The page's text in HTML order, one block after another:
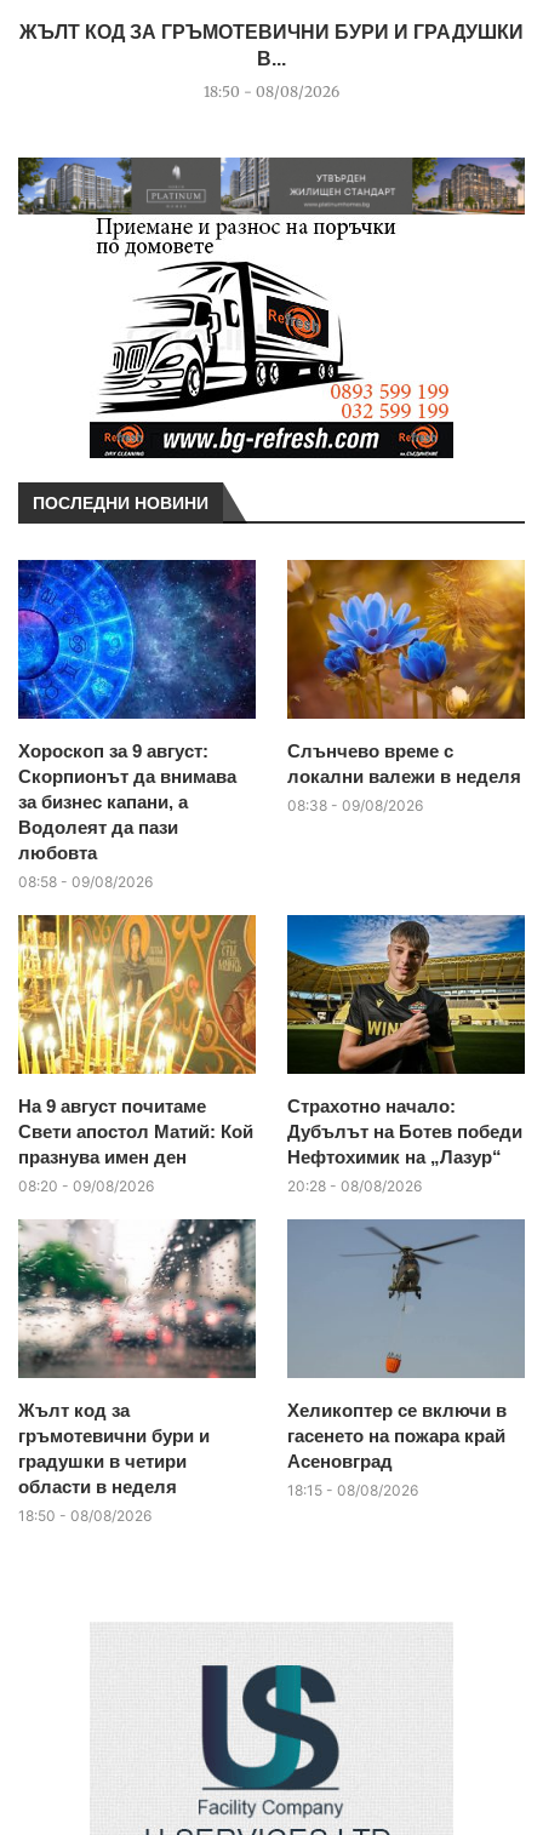
ЖЪЛТ КОД ЗА ГРЪМОТЕВИЧНИ БУРИ И ГРАДУШКИ
В...
18:50 - 08/08/2026
ПОСЛЕДНИ НОВИНИ
Хороскоп за 9 август:
Скорпионът да внимава
за бизнес капани, а
Водолеят да пази
любовта
08:58 - 09/08/2026
Слънчево време с
локални валежи в неделя
08:38 - 09/08/2026
На 9 август почитаме
Свети апостол Матий: Кой
празнува имен ден
08:20 - 09/08/2026
Страхотно начало:
Дубълът на Ботев победи
Нефтохимик на „Лазур“
20:28 - 08/08/2026
Жълт код за
гръмотевични бури и
градушки в четири
области в неделя
18:50 - 08/08/2026
Хеликоптер се включи в
гасенето на пожара край
Асеновград
18:15 - 08/08/2026